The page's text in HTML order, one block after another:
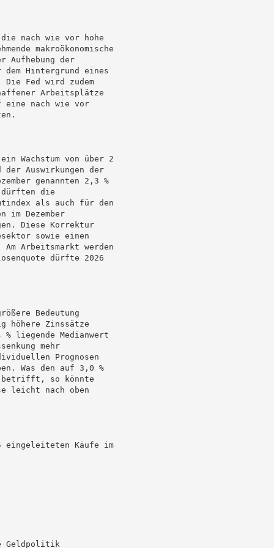
nach wie vor hohe
makroökonomische
Aufhebung der
dem Hintergrund eines
Die Fed wird zudem
Arbeitsplätze
eine nach wie vor
Wachstum von über 2
der Auswirkungen der
genannten 2,3 %
die
als auch für den
im Dezember
Diese Korrektur
sowie einen
Am Arbeitsmarkt werden
dürfte 2026
Bedeutung
höhere Zinssätze
% liegende Medianwert
mehr
Prognosen
Was den auf 3,0 %
so könnte
leicht nach oben
eingeleiteten Käufe im
Geldpolitik